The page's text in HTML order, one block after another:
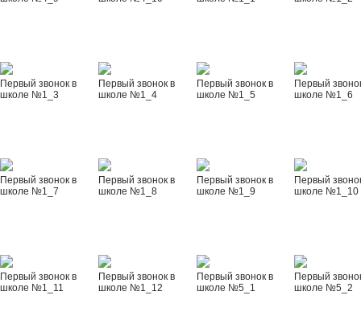
Первый звонок в
школе №1_3
Первый звонок в
школе №1_4
Первый звонок в
школе №1_5
Первый
школе №1_6
Первый звонок в
школе №1_7
Первый звонок в
школе №1_8
Первый звонок в
школе №1_9
Первый
школе №1_10
Первый звонок в
школе №1_11
Первый звонок в
школе №1_12
Первый звонок в
школе №5_1
Первый
школе №5_2